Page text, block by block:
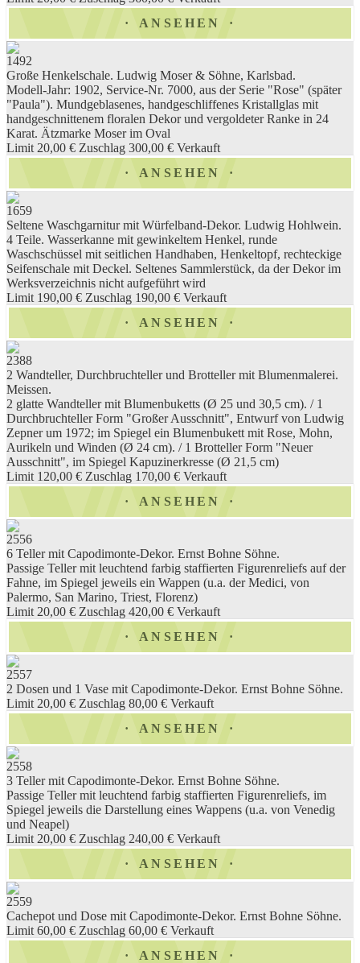
ANSEHEN
1492
Große Henkelschale. Ludwig Moser & Söhne, Karlsbad.
Modell-Jahr: 1902, Service-Nr. 7000, aus der Serie "Rose" (später
"Paula"). Mundgeblasenes, handgeschliffenes Kristallglas mit
handgeschnittenem floralen Dekor und vergoldeter Ranke in 24
Karat. Ätzmarke Moser im Oval
Limit 20,00 € Zuschlag 300,00 € Verkauft
ANSEHEN
1659
Seltene Waschgarnitur mit Würfelband-Dekor. Ludwig Hohlwein.
4 Teile. Wasserkanne mit gewinkeltem Henkel, runde
Waschschüssel mit seitlichen Handhaben, Henkeltopf, rechteckige
Seifenschale mit Deckel. Seltenes Sammlerstück, da der Dekor im
Werksverzeichnis nicht aufgeführt wird
Limit 190,00 € Zuschlag 190,00 € Verkauft
ANSEHEN
2388
2 Wandteller, Durchbruchteller und Brotteller mit Blumenmalerei.
Meissen.
2 glatte Wandteller mit Blumenbuketts (Ø 25 und 30,5 cm). / 1
Durchbruchteller Form "Großer Ausschnitt", Entwurf von Ludwig
Zepner um 1972; im Spiegel ein Blumenbukett mit Rose, Mohn,
Aurikeln und Winden (Ø 24 cm). / 1 Brotteller Form "Neuer
Ausschnitt", im Spiegel Kapuzinerkresse (Ø 21,5 cm)
Limit 120,00 € Zuschlag 170,00 € Verkauft
ANSEHEN
2556
6 Teller mit Capodimonte-Dekor. Ernst Bohne Söhne.
Passige Teller mit leuchtend farbig staffierten Figurenreliefs auf der
Fahne, im Spiegel jeweils ein Wappen (u.a. der Medici, von
Palermo, San Marino, Triest, Florenz)
Limit 20,00 € Zuschlag 420,00 € Verkauft
ANSEHEN
2557
2 Dosen und 1 Vase mit Capodimonte-Dekor. Ernst Bohne Söhne.
Limit 20,00 € Zuschlag 80,00 € Verkauft
ANSEHEN
2558
3 Teller mit Capodimonte-Dekor. Ernst Bohne Söhne.
Passige Teller mit leuchtend farbig staffierten Figurenreliefs, im
Spiegel jeweils die Darstellung eines Wappens (u.a. von Venedig
und Neapel)
Limit 20,00 € Zuschlag 240,00 € Verkauft
ANSEHEN
2559
Cachepot und Dose mit Capodimonte-Dekor. Ernst Bohne Söhne.
Limit 60,00 € Zuschlag 60,00 € Verkauft
ANSEHEN